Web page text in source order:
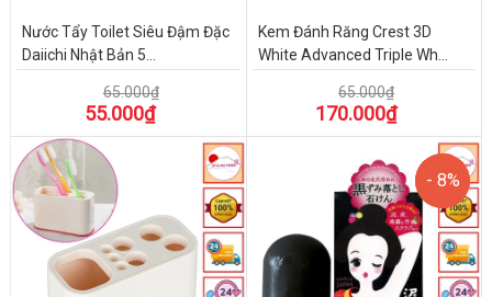
Nước Tẩy Toilet Siêu Đậm Đặc
Daiichi Nhật Bản 5...
65.000₫
55.000₫
Kem Đánh Răng Crest 3D
White Advanced Triple Wh...
65.000₫
170.000₫
- 8%
- 8%